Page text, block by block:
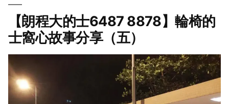
【朗程大的士6487 8878】輪椅的
士窩心故事分享（五）